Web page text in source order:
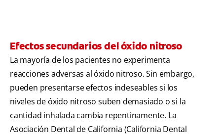
Efectos secundarios del óxido nitroso
La mayoría de los pacientes no experimenta
reacciones adversas al óxido nitroso. Sin embargo,
pueden presentarse efectos indeseables si los
niveles de óxido nitroso suben demasiado o si la
cantidad inhalada cambia repentinamente. La
Asociación Dental de California (California Dental